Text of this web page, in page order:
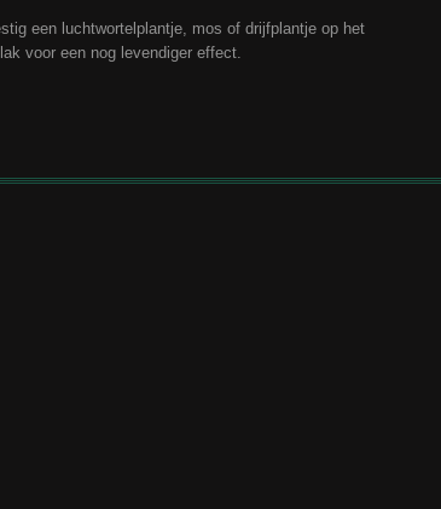
een luchtwortelplantje, mos of drijfplantje op het
voor een nog levendiger effect.